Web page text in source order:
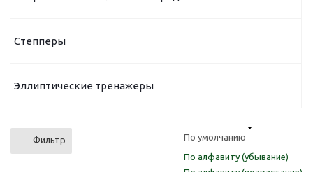
Степперы
Эллиптические тренажеры
Фильтр
По умолчанию
По алфавиту (убывание)